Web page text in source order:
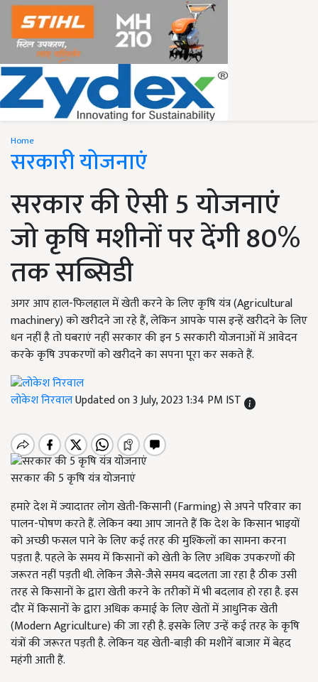
Home
सरकारी योजनाएं
सरकार की ऐसी 5 योजनाएं
जो कृषि मशीनों पर देंगी 80%
तक सब्सिडी
अगर आप हाल-फिलहाल में खेती करने के लिए कृषि यंत्र (Agricultural
machinery) को खरीदने जा रहे हैं, लेकिन आपके पास इन्हें खरीदने के लिए
धन नहीं है तो घबराएं नहीं सरकार की इन 5 सरकारी योजनाओं में आवेदन
करके कृषि उपकरणों को खरीदने का सपना पूरा कर सकते हैं.
लोकेश निरवालUpdated on 3 July, 2023 1:34 PM IST
सरकार की 5 कृषि यंत्र योजनाएं
हमारे देश में ज्यादातर लोग खेती-किसानी (Farming)से अपने परिवार का
पालन-पोषण करते हैं. लेकिन क्या आप जानते हैं कि देश के किसान भाइयों
को अच्छी फसल पाने के लिए कई तरह की मुश्किलों का सामना करना
पड़ता है. पहले के समय में किसानों को खेती के लिए अधिक उपकरणों की
जरूरत नहीं पड़ती थी. लेकिन जैसे-जैसे समय बदलता जा रहा है ठीक उसी
तरह से किसानों के द्वारा खेती करने के तरीकों में भी बदलाव हो रहा है. इस
दौर में किसानों के द्वारा अधिक कमाई के लिए खेतों में आधुनिक खेती
(Modern Agriculture)की जा रही है. इसके लिए उन्हें कई तरह के कृषि
यंत्रों की जरूरत पड़ती है. लेकिन यह खेती-बाड़ी की मशीनें बाजार में बेहद
महंगी आती हैं.